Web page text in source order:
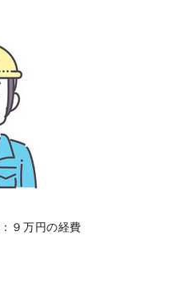
９万円の経費